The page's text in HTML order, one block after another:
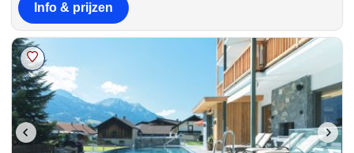
Info & prijzen